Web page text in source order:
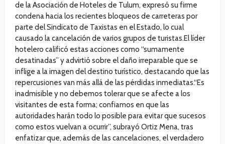
de la Asociación de Hoteles de Tulum, expresó su firme
condena hacia los recientes bloqueos de carreteras por
parte del Sindicato de Taxistas en el Estado, lo cual
causado la cancelación de varios grupos de turistas.El líder
hotelero calificó estas acciones como “sumamente
desatinadas” y advirtió sobre el daño irreparable que se
inflige a la imagen del destino turístico, destacando que las
repercusiones van más allá de las pérdidas inmediatas.“Es
inadmisible y no debemos tolerar que se afecte a los
visitantes de esta forma; confiamos en que las
autoridades harán todo lo posible para evitar que sucesos
como estos vuelvan a ocurrir”, subrayó Ortiz Mena, tras
enfatizar que, además de las cancelaciones, el verdadero